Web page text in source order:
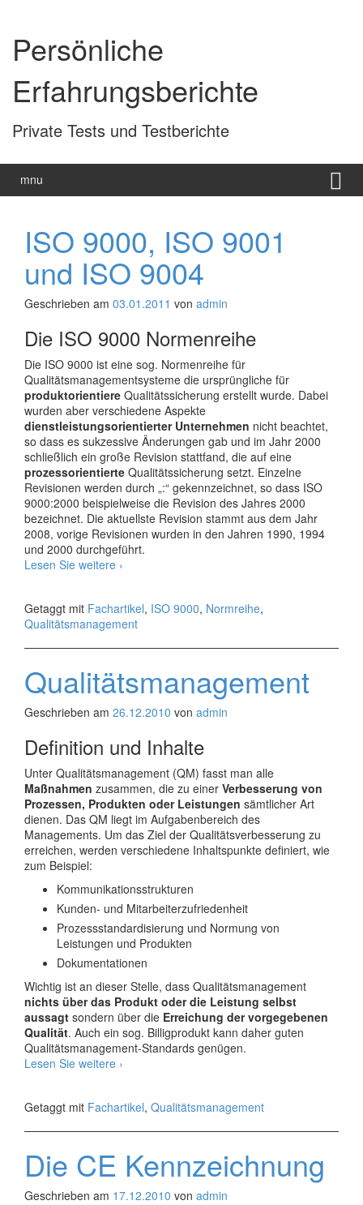
wechseln
springen
Persönliche
Erfahrungsberichte
Private Tests und Testberichte
mnu
ISO 9000, ISO 9001
und ISO 9004
Geschrieben am 03.01.2011 von admin
Die ISO 9000 Normenreihe
Die ISO 9000 ist eine sog. Normenreihe für
Qualitätsmanagementsysteme die ursprüngliche für
produktorientiere Qualitätssicherung erstellt wurde. Dabei
wurden aber verschiedene Aspekte
dienstleistungsorientierter Unternehmen nicht beachtet,
so dass es sukzessive Änderungen gab und im Jahr 2000
schließlich ein große Revision stattfand, die auf eine
prozessorientierte Qualitätssicherung setzt. Einzelne
Revisionen werden durch „:“ gekennzeichnet, so dass ISO
9000:2000 beispielweise die Revision des Jahres 2000
bezeichnet. Die aktuellste Revision stammt aus dem Jahr
2008, vorige Revisionen wurden in den Jahren 1990, 1994
und 2000 durchgeführt.
Lesen Sie weitere ISO
9001
und
›
Getaggt mit Fachartikel, ISO 9000, Normreihe,
Qualitätsmanagement
Qualitätsmanagement
Geschrieben am 26.12.2010 von admin
Definition und Inhalte
Unter Qualitätsmanagement (QM) fasst man alle
Maßnahmen zusammen, die zu einer Verbesserung von
Prozessen, Produkten oder Leistungen sämtlicher Art
dienen. Das QM liegt im Aufgabenbereich des
Managements. Um das Ziel der Qualitätsverbesserung zu
erreichen, werden verschiedene Inhaltspunkte definiert, wie
zum Beispiel:
Kommunikationsstrukturen
Kunden- und Mitarbeiterzufriedenheit
Prozessstandardisierung und Normung von
Leistungen und Produkten
Dokumentationen
Wichtig ist an dieser Stelle, dass Qualitätsmanagement
nichts über das Produkt oder die Leistung selbst
aussagt sondern über die Erreichung der vorgegebenen
Qualität. Auch ein sog. Billigprodukt kann daher guten
Qualitätsmanagement-Standards genügen.
Lesen Sie weitere Qualitätsmanagement
›
Getaggt mit Fachartikel, Qualitätsmanagement
Die CE Kennzeichnung
Geschrieben am 17.12.2010 von admin